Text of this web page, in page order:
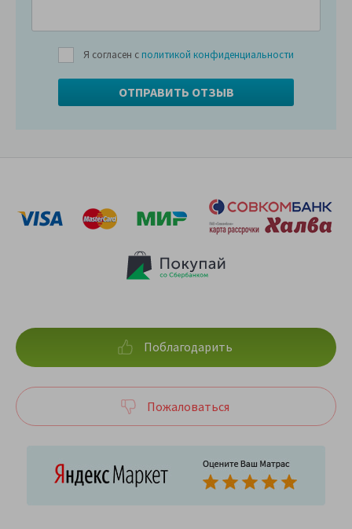
Я согласен с политикой конфиденциальности
Поблагодарить
Пожаловаться